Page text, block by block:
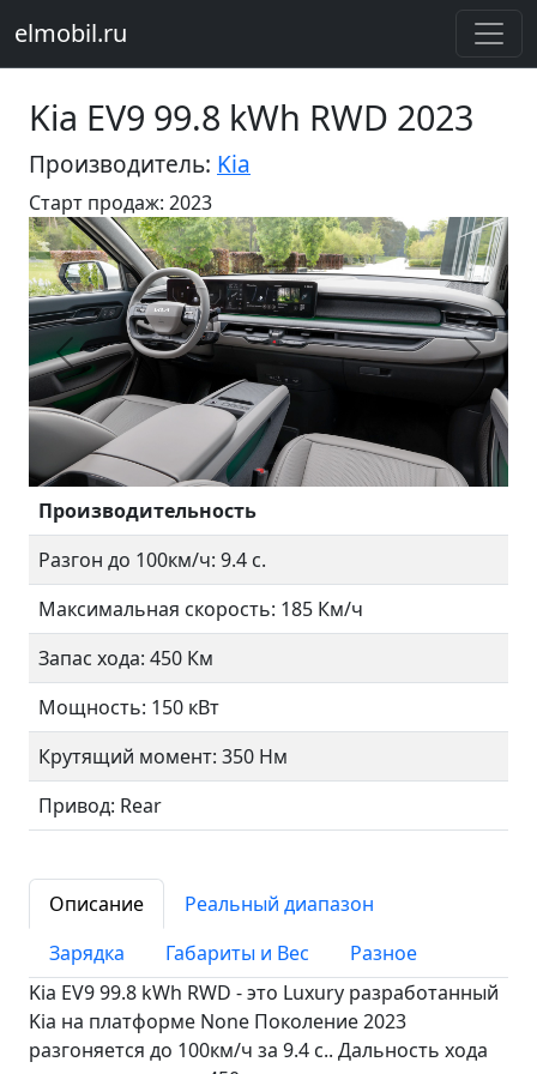
elmobil.ru
Kia EV9 99.8 kWh RWD 2023
Производитель: Kia
Старт продаж: 2023
Предыдущий
Производительность
Разгон до 100км/ч: 9.4 с.
Максимальная скорость: 185 Км/ч
Запас хода: 450 Км
Мощность: 150 кВт
Крутящий момент: 350 Нм
Привод: Rear
Описание
Реальный диапазон
Зарядка
Габариты и Вес
Разное
Kia EV9 99.8 kWh RWD - это Luxury разработанный
Kia на платформе None Поколение 2023
разгоняется до 100км/ч за 9.4 c.. Дальность хода